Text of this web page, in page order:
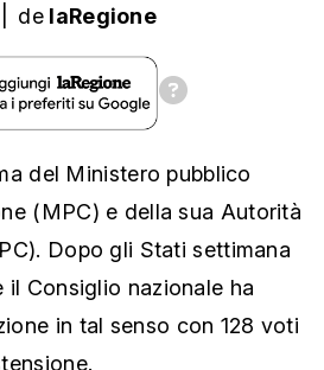
de laRegione
del Ministero pubblico
(MPC) e della sua Autorità
Dopo gli Stati settimana
Consiglio nazionale ha
in tal senso con 128 voti